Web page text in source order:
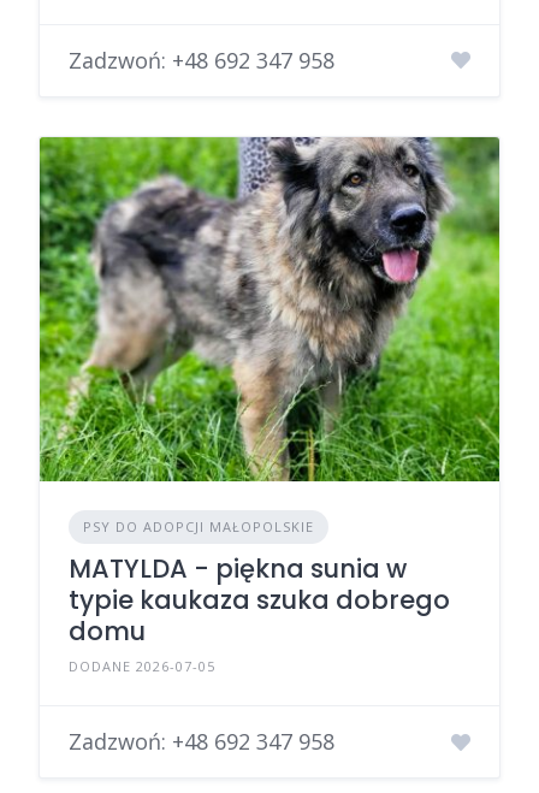
Zadzwoń: +48 692 347 958
PSY DO ADOPCJI MAŁOPOLSKIE
MATYLDA - piękna sunia w
typie kaukaza szuka dobrego
domu
DODANE 2026-07-05
Zadzwoń: +48 692 347 958